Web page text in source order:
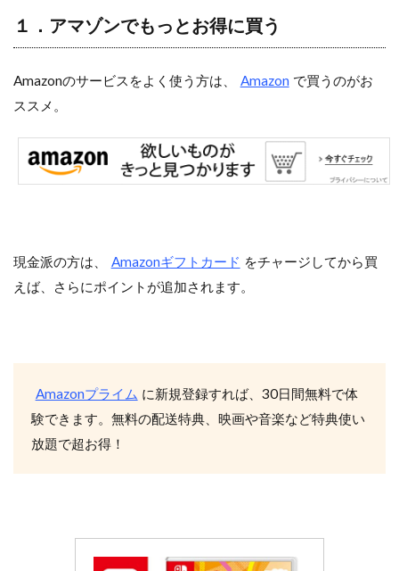
１．アマゾンでもっとお得に買う
Amazonのサービスをよく使う方は、 Amazon で買うのがお
ススメ。
現金派の方は、 Amazonギフトカード をチャージしてから買
えば、さらにポイントが追加されます。
Amazonプライム に新規登録すれば、30日間無料で体
験できます。無料の配送特典、映画や音楽など特典使い
放題で超お得！